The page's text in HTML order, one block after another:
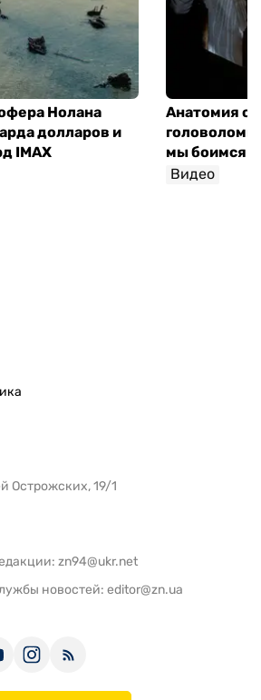
Нолана
долларов и
IMAX
Анатомия
мы боимся
Видео
Острожских, 19/1
zn94@ukr.net
новостей: editor@zn.ua